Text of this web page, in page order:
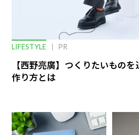
LIFESTYLE PR
【西野亮廣】つくりたいもの
作り方とは